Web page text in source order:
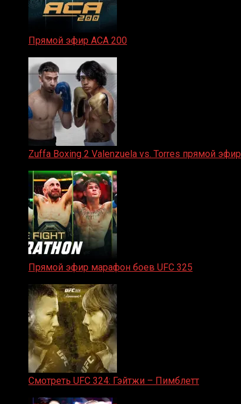
Прямой эфир ACA 200
Zuffa Boxing 2 Valenzuela vs. Torres прямой эфир
Прямой эфир марафон боев UFC 325
Смотреть UFC 324: Гэйтжи – Пимблетт